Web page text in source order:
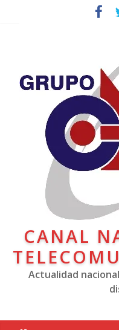
CANAL
Actualidad